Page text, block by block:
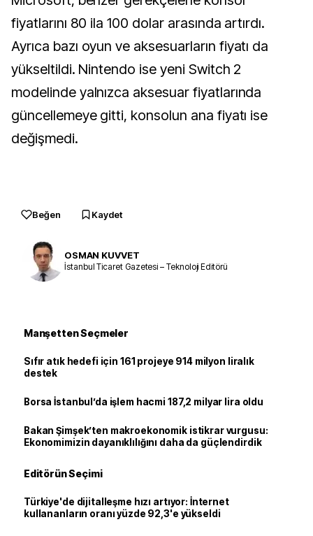
fiyatlarını 80 ila 100 dolar arasında artırdı.
Ayrıca bazı oyun ve aksesuarların fiyatı da
yükseltildi. Nintendo ise yeni Switch 2
modelinde yalnızca aksesuar fiyatlarında
güncellemeye gitti, konsolun ana fiyatı ise
değişmedi.
Beğen Kaydet
OSMAN KUVVET
İstanbul Ticaret Gazetesi – Teknoloji Editörü
Manşetten Seçmeler
Sıfır atık hedefi için 161 projeye 914 milyon liralık
destek
Borsa İstanbul’da işlem hacmi 187,2 milyar lira oldu
Bakan Şimşek’ten makroekonomik istikrar vurgusu:
Ekonomimizin dayanıklılığını daha da güçlendirdik
Editörün Seçimi
Türkiye'de dijitalleşme hızı artıyor: İnternet
kullananların oranı yüzde 92,3'e yükseldi